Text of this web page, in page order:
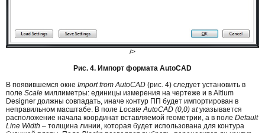
/>
Рис. 4. Импорт формата AutoCAD
В появившемся окне Import from AutoCAD (рис. 4) следует установить в
поле Scale миллиметры: единицы измерения на чертеже и в Altium
Designer должны совпадать, иначе контур ПП будет импортирован в
неправильном масштабе. В поле Locate AutoCAD (0,0) atуказывается
расположение начала координат вставляемой геометрии, а в поле Default
Line Width – толщина линии, которая будет использована для контура